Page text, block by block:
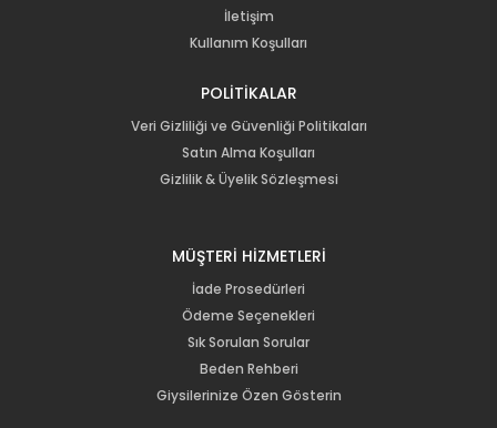
İletişim
Kullanım Koşulları
POLİTİKALAR
Veri Gizliliği ve Güvenliği Politikaları
Satın Alma Koşulları
Gizlilik & Üyelik Sözleşmesi
MÜŞTERİ HİZMETLERİ
İade Prosedürleri
Ödeme Seçenekleri
Sık Sorulan Sorular
Beden Rehberi
Giysilerinize Özen Gösterin